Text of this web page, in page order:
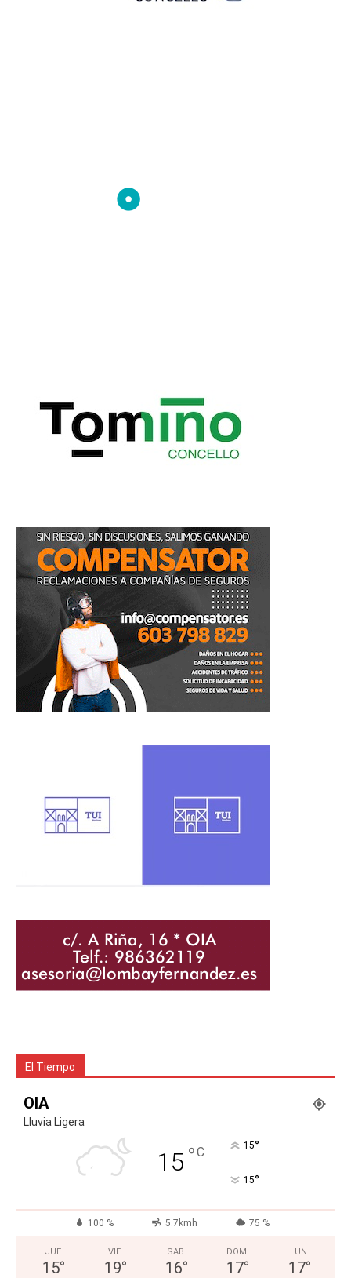
El Tiempo
OIA
Lluvia Ligera
15 °C 15°
15°
100 % 5.7kmh 75 %
JUE
15°
VIE
19°
SAB
16°
DOM
17°
LUN
17°